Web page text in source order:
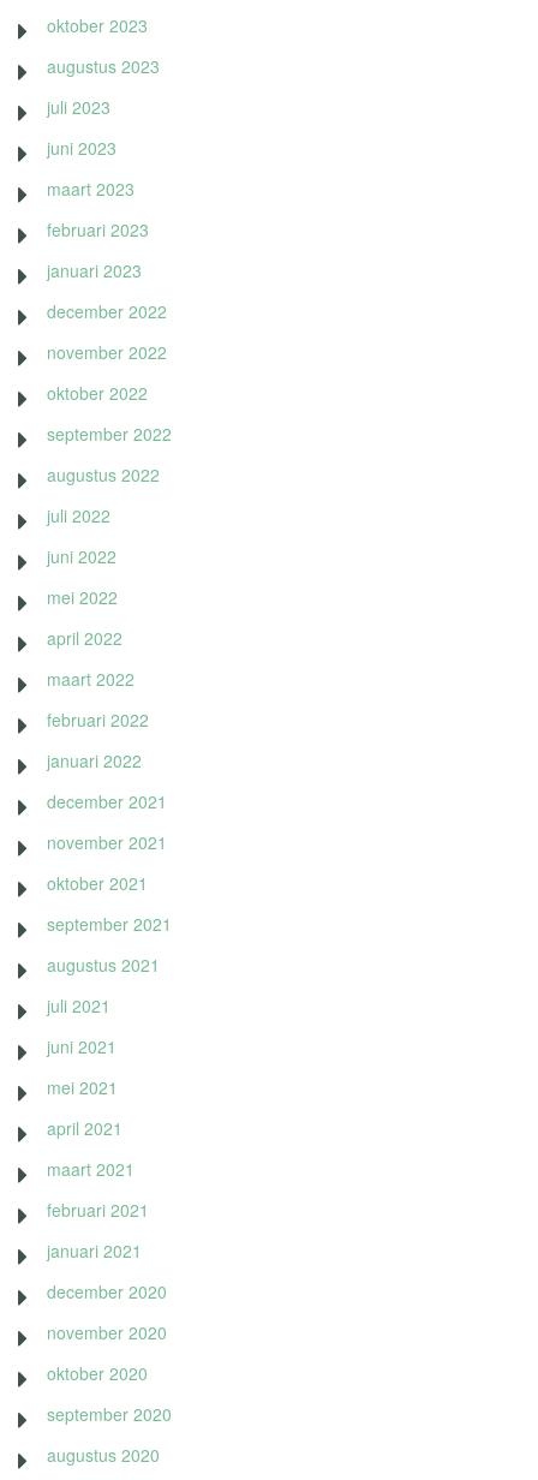
oktober 2023
augustus 2023
juli 2023
juni 2023
maart 2023
februari 2023
januari 2023
december 2022
november 2022
oktober 2022
september 2022
augustus 2022
juli 2022
juni 2022
mei 2022
april 2022
maart 2022
februari 2022
januari 2022
december 2021
november 2021
oktober 2021
september 2021
augustus 2021
juli 2021
juni 2021
mei 2021
april 2021
maart 2021
februari 2021
januari 2021
december 2020
november 2020
oktober 2020
september 2020
augustus 2020